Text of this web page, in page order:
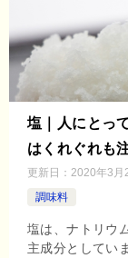
塩｜人にとっ
はくれぐれも
更新日： 2020年3月
調味料
塩は、ナトリウ
主成分としてい